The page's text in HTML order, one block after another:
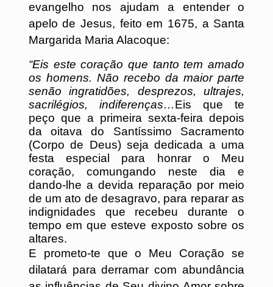
evangelho nos ajudam a entender o
apelo de Jesus, feito em 1675, a Santa
Margarida Maria Alacoque:
“Eis este coração que tanto tem amado
os homens. Não recebo da maior parte
senão ingratidões, desprezos, ultrajes,
sacrilégios, indiferenças…Eis que te
peço que a primeira sexta-feira depois
da oitava do Santíssimo Sacramento
(Corpo de Deus) seja dedicada a uma
festa especial para honrar o Meu
coração, comungando neste dia e
dando-lhe a devida reparação por meio
de um ato de desagravo, para reparar as
indignidades que recebeu durante o
tempo em que esteve exposto sobre os
altares.
E prometo-te que o Meu Coração se
dilatará para derramar com abundância